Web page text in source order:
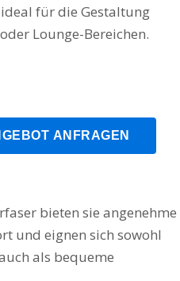
für die Gestaltung
Lounge-Bereichen.
ANFRAGEN
bieten sie angenehme
und eignen sich sowohl
als bequeme